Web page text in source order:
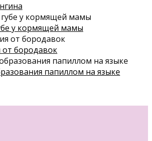
у кормящей мамы
бородавок
папиллом на языке